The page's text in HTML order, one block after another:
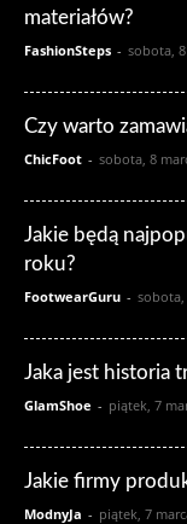
materiałów?
FashionSteps - sobota,
Czy warto
ChicFoot - sobota, 8
Jakie będą
roku?
FootwearGuru - sobota,
Jaka jest historia
GlamShoe - piątek, 7
Jakie firmy
ModnyJa - piątek, 7